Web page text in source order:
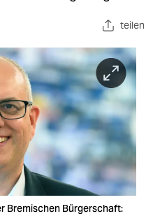
teilen
Bremischen Bürgerschaft: